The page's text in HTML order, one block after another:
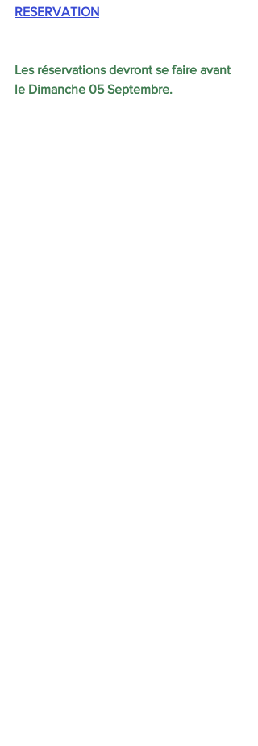
RESERVATION
Les réservations devront se faire avant
le Dimanche 05 Septembre.